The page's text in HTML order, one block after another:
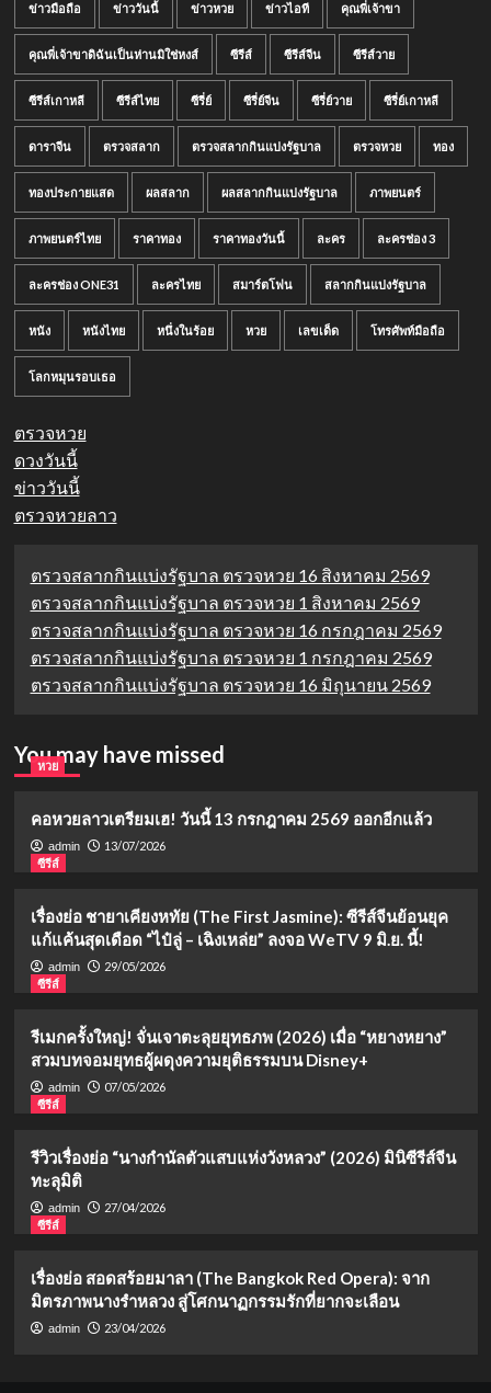
ข่าวมือถือ ข่าววันนี้ ข่าวหวย ข่าวไอที คุณพี่เจ้าขา
คุณพี่เจ้าขาดิฉันเป็นห่านมิใช่หงส์ ซีรีส์ ซีรีส์จีน ซีรีส์วาย
ซีรีส์เกาหลี ซีรีส์ไทย ซีรี่ย์ ซีรี่ย์จีน ซีรี่ย์วาย ซีรี่ย์เกาหลี
ดาราจีน ตรวจสลาก ตรวจสลากกินแบ่งรัฐบาล ตรวจหวย ทอง
ทองประกายแสด ผลสลาก ผลสลากกินแบ่งรัฐบาล ภาพยนตร์
ภาพยนตร์ไทย ราคาทอง ราคาทองวันนี้ ละคร ละครช่อง 3
ละครช่อง ONE31 ละครไทย สมาร์ตโฟน สลากกินแบ่งรัฐบาล
หนัง หนังไทย หนึ่งในร้อย หวย เลขเด็ด โทรศัพท์มือถือ
โลกหมุนรอบเธอ
ตรวจหวย
ดวงวันนี้
ข่าววันนี้
ตรวจหวยลาว
ตรวจสลากกินแบ่งรัฐบาล ตรวจหวย 16 สิงหาคม 2569
ตรวจสลากกินแบ่งรัฐบาล ตรวจหวย 1 สิงหาคม 2569
ตรวจสลากกินแบ่งรัฐบาล ตรวจหวย 16 กรกฎาคม 2569
ตรวจสลากกินแบ่งรัฐบาล ตรวจหวย 1 กรกฎาคม 2569
ตรวจสลากกินแบ่งรัฐบาล ตรวจหวย 16 มิถุนายน 2569
You may have missed
หวย
คอหวยลาวเตรียมเฮ! วันนี้ 13 กรกฎาคม 2569 ออกอีกแล้ว
admin
13/07/2026
ซีรีส์
เรื่องย่อ ชายาเคียงหทัย (The First Jasmine): ซีรีส์จีนย้อนยุค
แก้แค้นสุดเดือด “ไป๋ลู่ – เฉิงเหล่ย” ลงจอ WeTV 9 มิ.ย. นี้!
admin
29/05/2026
ซีรีส์
รีเมกครั้งใหญ่! จั่นเจาตะลุยยุทธภพ (2026) เมื่อ “หยางหยาง”
สวมบทจอมยุทธผู้ผดุงความยุติธรรมบน Disney+
admin
07/05/2026
ซีรีส์
รีวิวเรื่องย่อ “นางกำนัลตัวแสบแห่งวังหลวง” (2026) มินิซีรีส์จีน
ทะลุมิติ
admin
27/04/2026
ซีรีส์
เรื่องย่อ สอดสร้อยมาลา (The Bangkok Red Opera): จาก
มิตรภาพนางรำหลวง สู่โศกนาฏกรรมรักที่ยากจะเลือน
admin 23/04/2026